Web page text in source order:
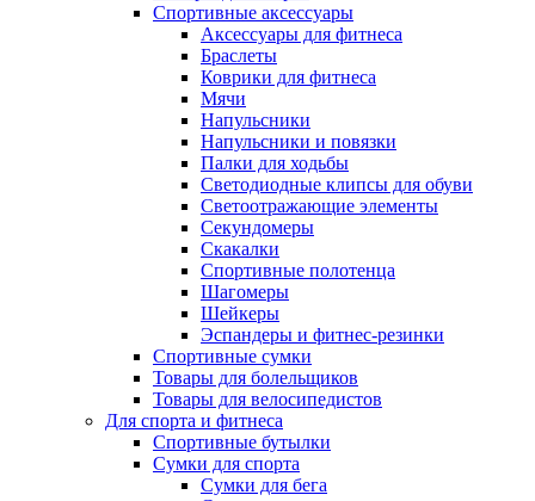
Спортивные аксессуары
Аксессуары для фитнеса
Браслеты
Коврики для фитнеса
Мячи
Напульсники
Напульсники и повязки
Палки для ходьбы
Светодиодные клипсы для обуви
Светоотражающие элементы
Секундомеры
Скакалки
Спортивные полотенца
Шагомеры
Шейкеры
Эспандеры и фитнес-резинки
Спортивные сумки
Товары для болельщиков
Товары для велосипедистов
Для спорта и фитнеса
Спортивные бутылки
Сумки для спорта
Сумки для бега